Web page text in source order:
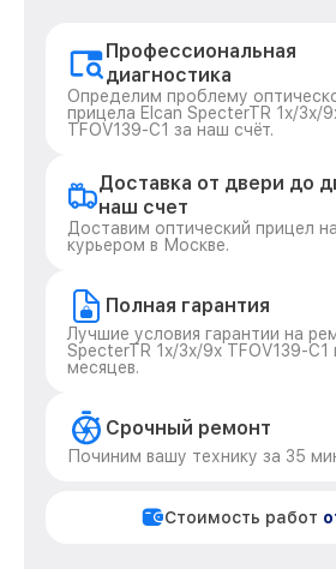
Профессиональная
диагностика
Определим проблему
прицела Elcan SpecterTR 1x/3x/
TFOV139-C1 за наш счёт.
Доставка от двери до
наш счет
Доставим оптический прицел
курьером в Москве.
Полная гарантия
Лучшие условия гарантии на
SpecterTR 1x/3x/9x TFOV139-C1
месяцев.
Срочный ремонт
Починим вашу технику за 35
Стоимость работ